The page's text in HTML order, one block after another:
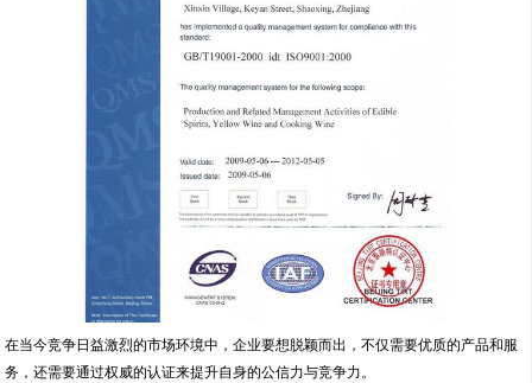
在当今竞争日益激烈的市场环境中，企业要想脱颖而出，不仅需要优质的产品和服
务，还需要通过权威的认证来提升自身的公信力与竞争力。